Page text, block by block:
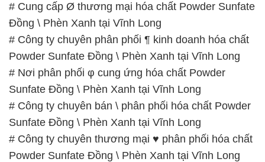
# Cung cấp Ø thương mại hóa chất Powder Sunfate
Đồng \ Phèn Xanh tại Vĩnh Long
# Công ty chuyên phân phối ¶ kinh doanh hóa chất
Powder Sunfate Đồng \ Phèn Xanh tại Vĩnh Long
# Nơi phân phối φ cung ứng hóa chất Powder
Sunfate Đồng \ Phèn Xanh tại Vĩnh Long
# Công ty chuyên bán \ phân phối hóa chất Powder
Sunfate Đồng \ Phèn Xanh tại Vĩnh Long
# Công ty chuyên thương mại ♥ phân phối hóa chất
Powder Sunfate Đồng \ Phèn Xanh tại Vĩnh Long